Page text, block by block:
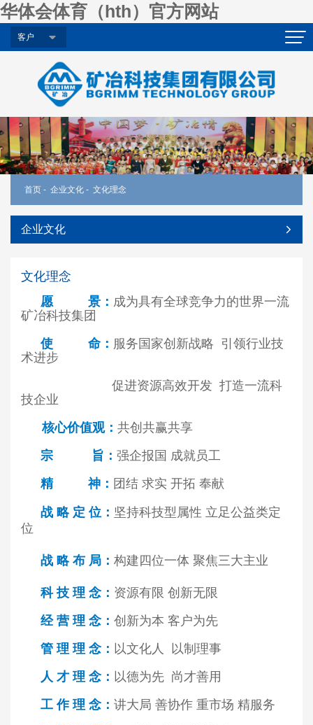
华体会体育（hth）官方网站
客户
首页 - 企业文化 - 文化理念
企业文化
文化理念
愿 景 ： 成为具有全球竞争力的世界一流
矿冶科技集团
使 命： 服务国家创新战略 引领行业技
术进步
促进资源高效开发 打造一流科
技企业
核心价值观： 共创共赢共享
宗 旨 ：强企报国 成就员工
精 神 ： 团结 求实 开拓 奉献
战 略 定 位 ： 坚持科技型属性 立足公益类定
位
战 略 布 局 ：构建四位一体 聚焦三大主业
科 技 理 念： 资源有限 创新无限
经 营 理 念：创新为本 客户为先
管 理 理 念： 以文化人 以制理事
人 才 理 念： 以德为先 尚才善用
工 作 理 念：讲大局 善协作 重市场 精服务